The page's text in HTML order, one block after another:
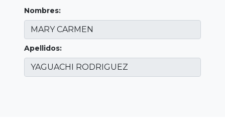
Nombres:
Apellidos: